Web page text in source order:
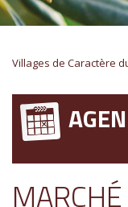
Villages de Caractère